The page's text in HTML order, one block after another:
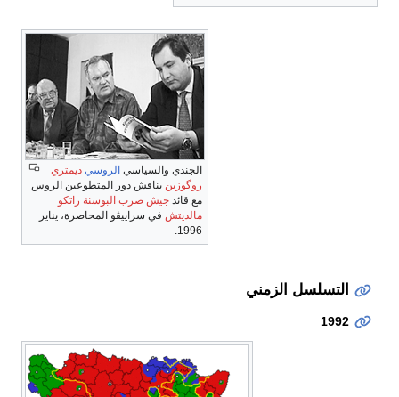
الجندي والسياسي الروسي ديمتري
روگوزين يناقش دور المتطوعين الروس
مع قائد جيش صرب البوسنة راتكو
مالديتش في سراييڤو المحاصرة، يناير
1996.
التسلسل الزمني
1992